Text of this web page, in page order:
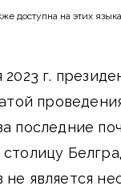
доступна на этих
2023 г.
последние
столицу
не является